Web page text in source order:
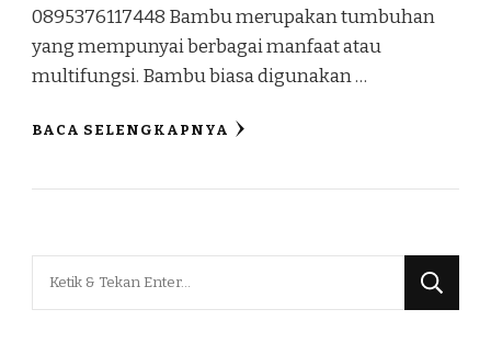
0895376117448 Bambu merupakan tumbuhan
yang mempunyai berbagai manfaat atau
multifungsi. Bambu biasa digunakan …
BACA SELENGKAPNYA